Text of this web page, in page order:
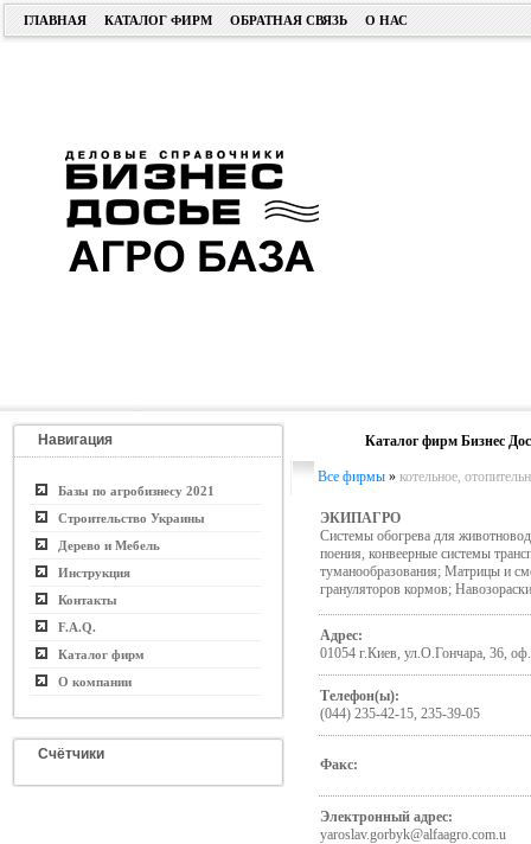
ГЛАВНАЯ КАТАЛОГ ФИРМ ОБРАТНАЯ СВЯЗЬ О НАС
Навигация
Базы по агробизнесу 2021
Строительство Украины
Дерево и Мебель
Инструкция
Контакты
F.A.Q.
Каталог фирм
О компании
Счётчики
Каталог фирм Бизнес
Все фирмы » котельное,
ЭКИПАГРО
Системы обогрева для
поения, конвеерные системы
туманообразования; Матрицы и
грануляторов кормов;
Адрес:
01054 г.Киев, ул.О.Гончара, 36,
Телефон(ы):
(044) 235-42-15, 235-39-05
Факс:
Электронный адрес:
yaroslav.gorbyk@alfaagro.com.u